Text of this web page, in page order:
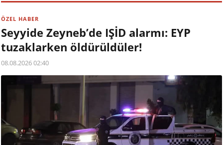
ÖZEL HABER
Seyyide Zeyneb’de IŞİD alarmı: EYP
tuzaklarken öldürüldüler!
08.08.2026 02:40